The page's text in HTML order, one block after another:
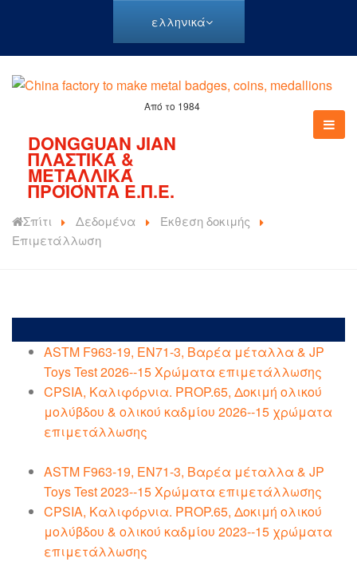
ελληνικά
Από το 1984
DONGGUAN JIAN
ΠΛΑΣΤΙΚΆ &
ΜΕΤΑΛΛΙΚΆ
ΠΡΟΪΌΝΤΑ Ε.Π.Ε.
Σπίτι Δεδομένα
Έκθεση δοκιμής
Επιμετάλλωση
ASTM F963-19, EN71-3, Βαρέα μέταλλα & JP
Toys Test 2026--15 Χρώματα επιμετάλλωσης
CPSIA, Καλιφόρνια. PROP.65, Δοκιμή ολικού
μολύβδου & ολικού καδμίου 2026--15 χρώματα
επιμετάλλωσης
ASTM F963-19, EN71-3, Βαρέα μέταλλα & JP
Toys Test 2023--15 Χρώματα επιμετάλλωσης
CPSIA, Καλιφόρνια. PROP.65, Δοκιμή ολικού
μολύβδου & ολικού καδμίου 2023--15 χρώματα
επιμετάλλωσης